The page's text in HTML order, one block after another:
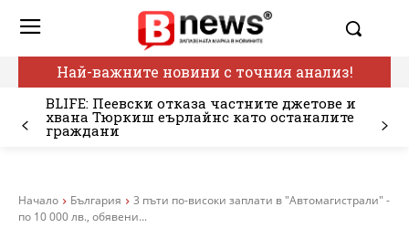
Най-важните новини с точния анализ!
BLIFE: Пеевски отказа частните джетове и
хвана Тюркиш еърлайнс като останалите
граждани
Начало България
3 пъти по-високи заплати в "Автомагистрали" -
по 10 000 лв., обявени...